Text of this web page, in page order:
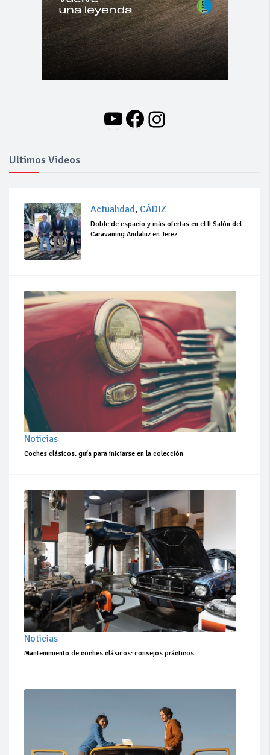
YouTube
Facebook
Instagram
Ultimos Videos
Actualidad, CÁDIZ
Doble de espacio y más ofertas en el II Salón del
Caravaning Andaluz en Jerez
Noticias
Coches clásicos: guía para iniciarse en la colección
Noticias
Mantenimiento de coches clásicos: consejos prácticos